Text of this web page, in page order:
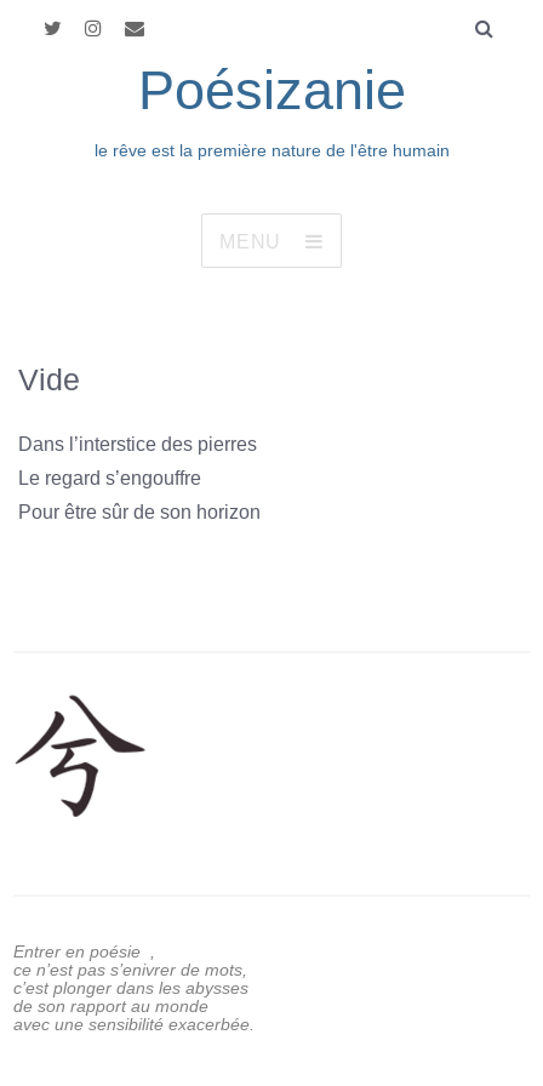
Poésizanie
le rêve est la première nature de l'être humain
MENU
Vide
Dans l’interstice des pierres
Le regard s’engouffre
Pour être sûr de son horizon
Entrer en poésie ,
ce n’est pas s’enivrer de mots,
c’est plonger dans les abysses
de son rapport au monde
avec une sensibilité exacerbée.